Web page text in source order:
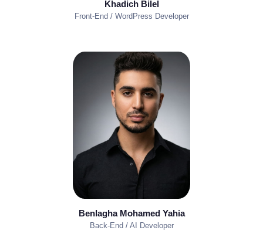
Khadich Bilel
Front-End / WordPress Developer
Benlagha Mohamed Yahia
Back-End / AI Developer